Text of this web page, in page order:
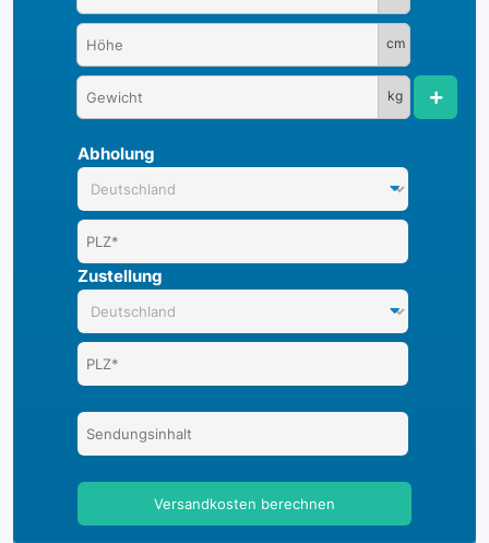
cm
kg
Abholung
Zustellung
Versandkosten berechnen